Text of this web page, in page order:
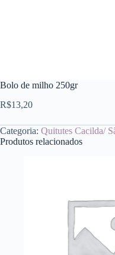
Bolo de milho 250gr
R$13,20
Categoria: Quitutes Cacilda/
Produtos relacionados